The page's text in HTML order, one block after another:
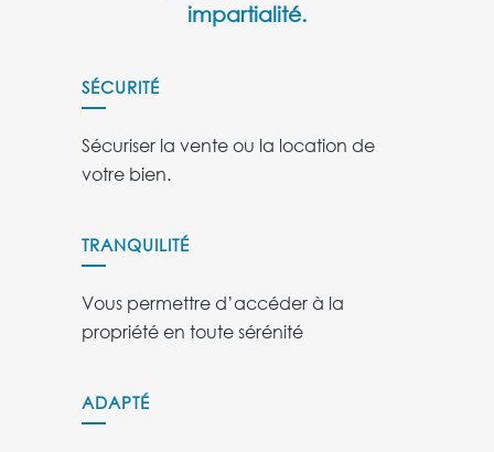
impartialité.
SÉCURITÉ
Sécuriser la vente ou la location de
votre bien.
TRANQUILITÉ
Vous permettre d’accéder à la
propriété en toute sérénité
ADAPTÉ